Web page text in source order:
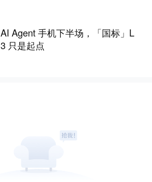
AI Agent 手机下半场，「国标」L
3 只是起点